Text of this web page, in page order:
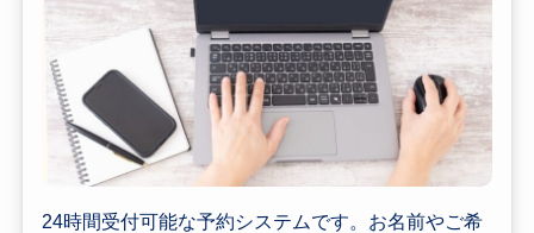
24時間受付可能な予約システムです。お名前やご希